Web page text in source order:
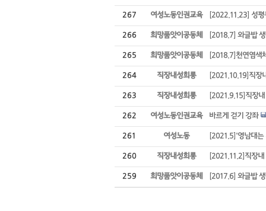
267 여성노동인권교육 [2022.11.23] 성
266 희망품앗이공동체 [2018.7] 와글밥
265 희망품앗이공동체 [2018.7]천연염색
264 직장내성희롱 [2021.10.19]직장
263 직장내성희롱 [2021.9.15]직장
262 여성노동인권교육 바르게 걷기 강좌
261 여성노동 [2021.5]'영남대
260 직장내성희롱 [2021.11.2]직장
259 희망품앗이공동체 [2017.6] 와글밥